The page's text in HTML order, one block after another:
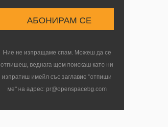
Ние не изпращаме спам. Можеш да се
отпишеш, веднага щом поискаш като ни
изпратиш имейл със заглавие "отпиши
ме" на адрес: pr@openspacebg.com